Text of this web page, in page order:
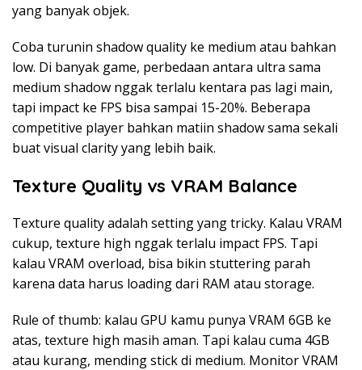
yang banyak objek.
Coba turunin shadow quality ke medium atau bahkan
low. Di banyak game, perbedaan antara ultra sama
medium shadow nggak terlalu kentara pas lagi main,
tapi impact ke FPS bisa sampai 15-20%. Beberapa
competitive player bahkan matiin shadow sama sekali
buat visual clarity yang lebih baik.
Texture Quality vs VRAM Balance
Texture quality adalah setting yang tricky. Kalau VRAM
cukup, texture high nggak terlalu impact FPS. Tapi
kalau VRAM overload, bisa bikin stuttering parah
karena data harus loading dari RAM atau storage.
Rule of thumb: kalau GPU kamu punya VRAM 6GB ke
atas, texture high masih aman. Tapi kalau cuma 4GB
atau kurang, mending stick di medium. Monitor VRAM